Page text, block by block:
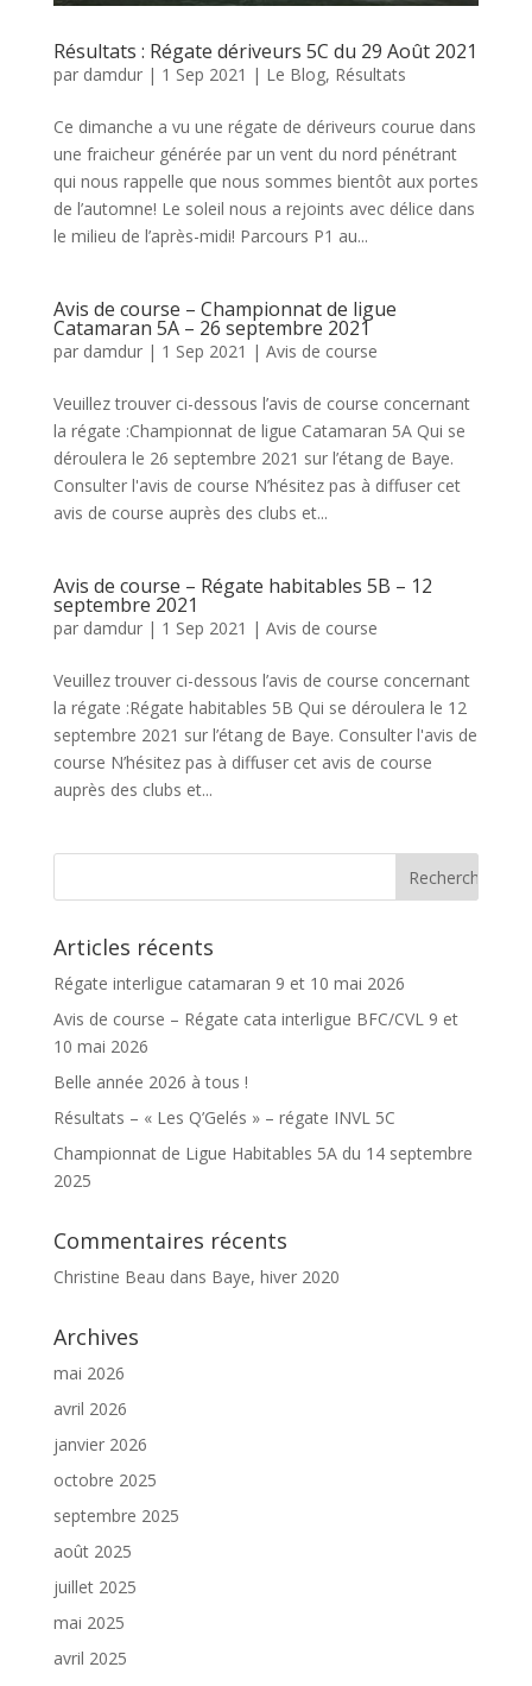
Résultats : Régate dériveurs 5C du 29 Août 2021
par damdur| 1 Sep 2021 | Le Blog, Résultats
Ce dimanche a vu une régate de dériveurs courue dans
une fraicheur générée par un vent du nord pénétrant
qui nous rappelle que nous sommes bientôt aux portes
de l’automne! Le soleil nous a rejoints avec délice dans
le milieu de l’après-midi! Parcours P1 au...
Avis de course – Championnat de ligue
Catamaran 5A – 26 septembre 2021
par damdur| 1 Sep 2021 | Avis de course
Veuillez trouver ci-dessous l’avis de course concernant
la régate :Championnat de ligue Catamaran 5A Qui se
déroulera le 26 septembre 2021 sur l’étang de Baye.
Consulter l'avis de course N’hésitez pas à diffuser cet
avis de course auprès des clubs et...
Avis de course – Régate habitables 5B – 12
septembre 2021
par damdur| 1 Sep 2021 | Avis de course
Veuillez trouver ci-dessous l’avis de course concernant
la régate :Régate habitables 5B Qui se déroulera le 12
septembre 2021 sur l’étang de Baye. Consulter l'avis de
course N’hésitez pas à diffuser cet avis de course
auprès des clubs et...
Articles récents
Régate interligue catamaran 9 et 10 mai 2026
Avis de course – Régate cata interligue BFC/CVL 9 et
10 mai 2026
Belle année 2026 à tous !
Résultats – « Les Q’Gelés » – régate INVL 5C
Championnat de Ligue Habitables 5A du 14 septembre
2025
Commentaires récents
Christine Beau dans Baye, hiver 2020
Archives
mai 2026
avril 2026
janvier 2026
octobre 2025
septembre 2025
août 2025
juillet 2025
mai 2025
avril 2025